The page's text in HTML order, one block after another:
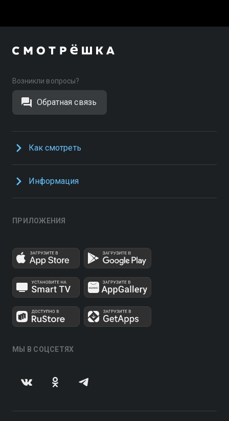
Возникли вопросы?
Обратная связь
Как смотреть
Информация
ПРИЛОЖЕНИЯ
МЫ В СОЦСЕТЯХ